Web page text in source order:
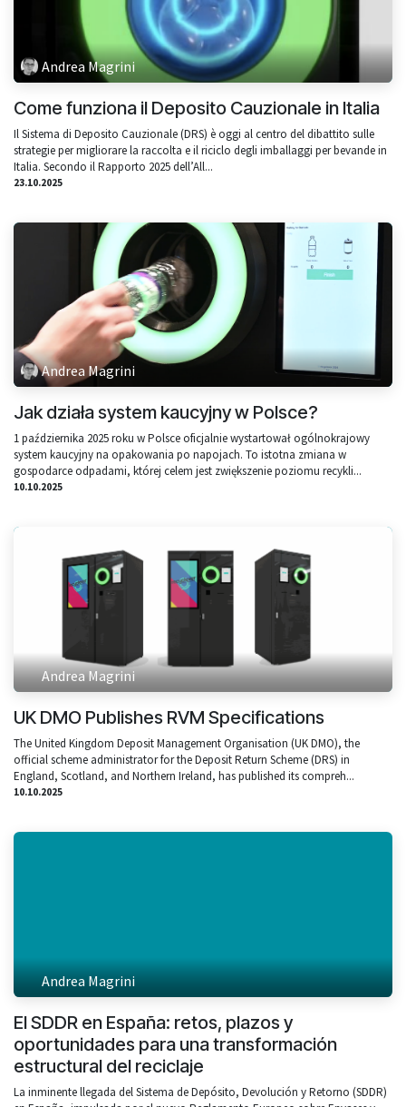
Andrea Magrini
Come funziona il Deposito Cauzionale in Italia
Il Sistema di Deposito Cauzionale (DRS) è oggi al centro del dibattito sulle
strategie per migliorare la raccolta e il riciclo degli imballaggi per bevande in
Italia. Secondo il Rapporto 2025 dell’All...
23.10.2025
Andrea Magrini
Jak działa system kaucyjny w Polsce?
1 października 2025 roku w Polsce oficjalnie wystartował ogólnokrajowy
system kaucyjny na opakowania po napojach. To istotna zmiana w
gospodarce odpadami, której celem jest zwiększenie poziomu recykli...
10.10.2025
Andrea Magrini
UK DMO Publishes RVM Specifications
The United Kingdom Deposit Management Organisation (UK DMO), the
official scheme administrator for the Deposit Return Scheme (DRS) in
England, Scotland, and Northern Ireland, has published its compreh...
10.10.2025
Andrea Magrini
El SDDR en España: retos, plazos y
oportunidades para una transformación
estructural del reciclaje
La inminente llegada del Sistema de Depósito, Devolución y Retorno (SDDR)